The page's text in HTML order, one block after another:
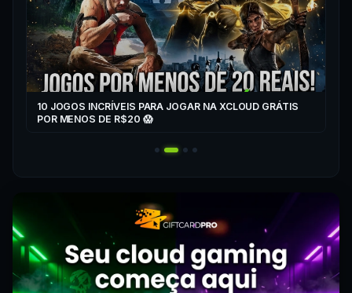
10 JOGOS INCRÍVEIS PARA JOGAR NA XCLOUD GRÁTIS
POR MENOS DE R$20 😱